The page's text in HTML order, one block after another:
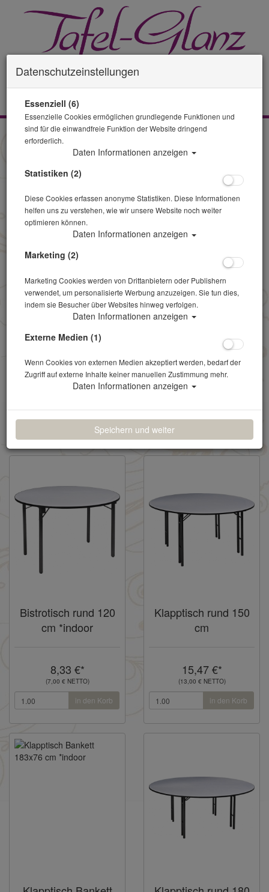
Tisch & Stuhl
Bankettstuhl *indoor
4,22 €*
in den Korb
6,90 €*
in den Korb
Bistrotisch rund 120
cm *indoor
8,33 €*
(7,00 € NETTO)
in den Korb
Klapptisch rund 150
cm
15,47 €*
(13,00 € NETTO)
in den Korb
Datenschutzeinstellungen
Essenziell (6)
Essenzielle Cookies ermöglichen grundlegende Funktionen und
sind für die einwandfreie Funktion der Website dringend
erforderlich.
Daten Informationen anzeigen
Statistiken (2)
Diese Cookies erfassen anonyme Statistiken. Diese Informationen
helfen uns zu verstehen, wie wir unsere Website noch weiter
optimieren können.
Daten Informationen anzeigen
Marketing (2)
Marketing Cookies werden von Drittanbietern oder Publishern
verwendet, um personalisierte Werbung anzuzeigen. Sie tun dies,
indem sie Besucher über Websites hinweg verfolgen.
Daten Informationen anzeigen
Externe Medien (1)
Wenn Cookies von externen Medien akzeptiert werden, bedarf der
Zugriff auf externe Inhalte keiner manuellen Zustimmung mehr.
Daten Informationen anzeigen
Speichern und weiter